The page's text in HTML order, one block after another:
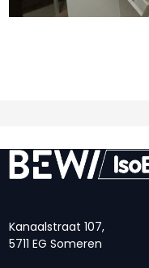
Kanaalstraat 107,
5711 EG Someren